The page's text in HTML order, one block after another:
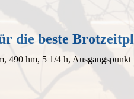
die beste
490 hm, 5 1/4 h,